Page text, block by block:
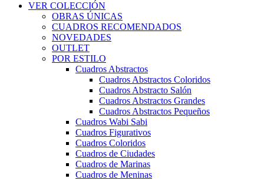
VER COLECCIÓN
OBRAS ÚNICAS
CUADROS RECOMENDADOS
NOVEDADES
OUTLET
POR ESTILO
Cuadros Abstractos
Cuadros Abstractos Coloridos
Cuadros Abstracto Salón
Cuadros Abstractos Grandes
Cuadros Abstractos Pequeños
Cuadros Wabi Sabi
Cuadros Figurativos
Cuadros Coloridos
Cuadros de Ciudades
Cuadros de Marinas
Cuadros de Meninas